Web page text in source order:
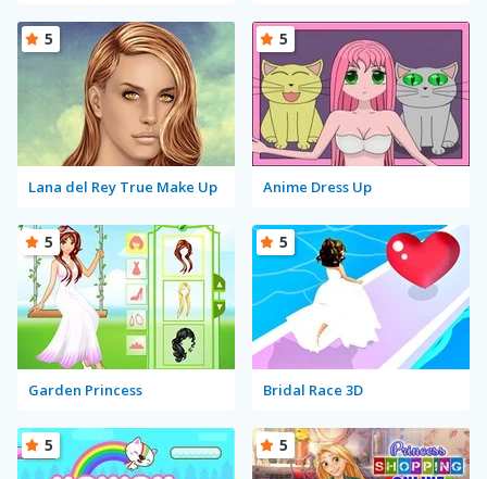
Lana del Rey True Make Up
5
Anime Dress Up
5
Garden Princess
5
Bridal Race 3D
5
5 5